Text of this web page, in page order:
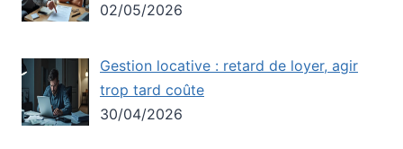
02/05/2026
Gestion locative : retard de loyer, agir
trop tard coûte
30/04/2026